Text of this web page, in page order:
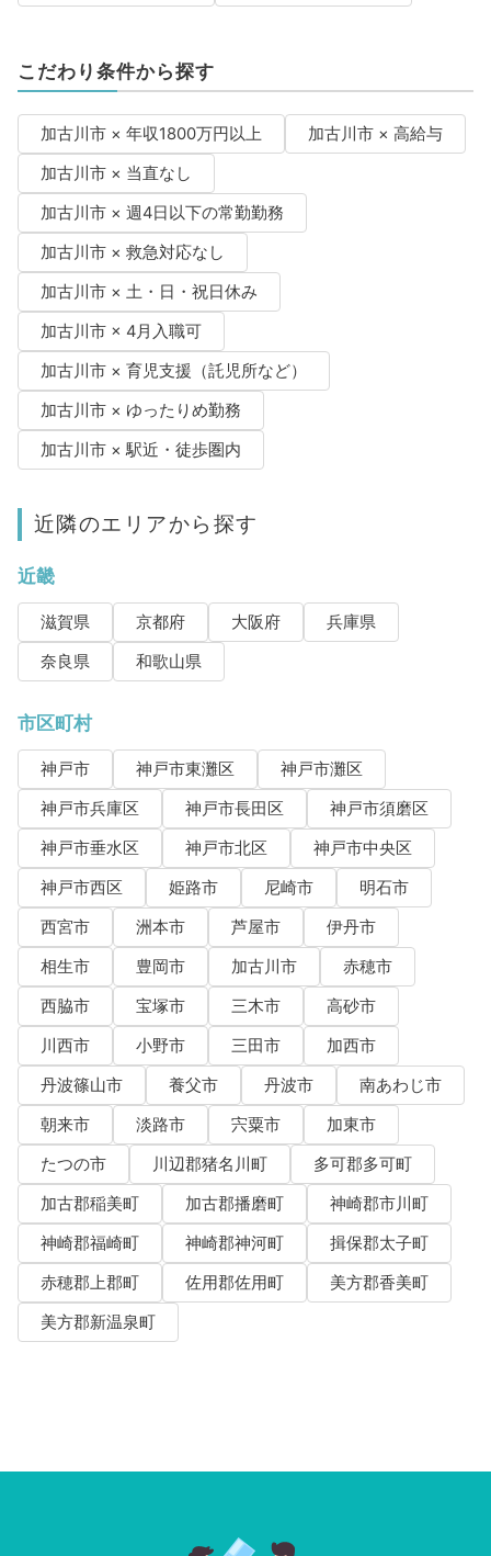
こだわり条件から探す
加古川市 × 年収1800万円以上
加古川市 × 高給与
加古川市 × 当直なし
加古川市 × 週4日以下の常勤勤務
加古川市 × 救急対応なし
加古川市 × 土・日・祝日休み
加古川市 × 4月入職可
加古川市 × 育児支援（託児所など）
加古川市 × ゆったりめ勤務
加古川市 × 駅近・徒歩圏内
近隣のエリアから探す
近畿
滋賀県 京都府 大阪府
兵庫県
奈良県
和歌山県
市区町村
神戸市 神戸市東灘区
神戸市灘区
神戸市兵庫区
神戸市長田区
神戸市須磨区
神戸市垂水区
神戸市北区
神戸市中央区
神戸市西区
姫路市 尼崎市
明石市
西宮市
洲本市 芦屋市
伊丹市
相生市
豊岡市 加古川市
赤穂市
西脇市
宝塚市 三木市
高砂市
川西市
小野市 三田市
加西市
丹波篠山市
養父市 丹波市
南あわじ市
朝来市
淡路市 宍粟市
加東市
たつの市
川辺郡猪名川町
多可郡多可町
加古郡稲美町
加古郡播磨町
神崎郡市川町
神崎郡福崎町
神崎郡神河町
揖保郡太子町
赤穂郡上郡町
佐用郡佐用町
美方郡香美町
美方郡新温泉町